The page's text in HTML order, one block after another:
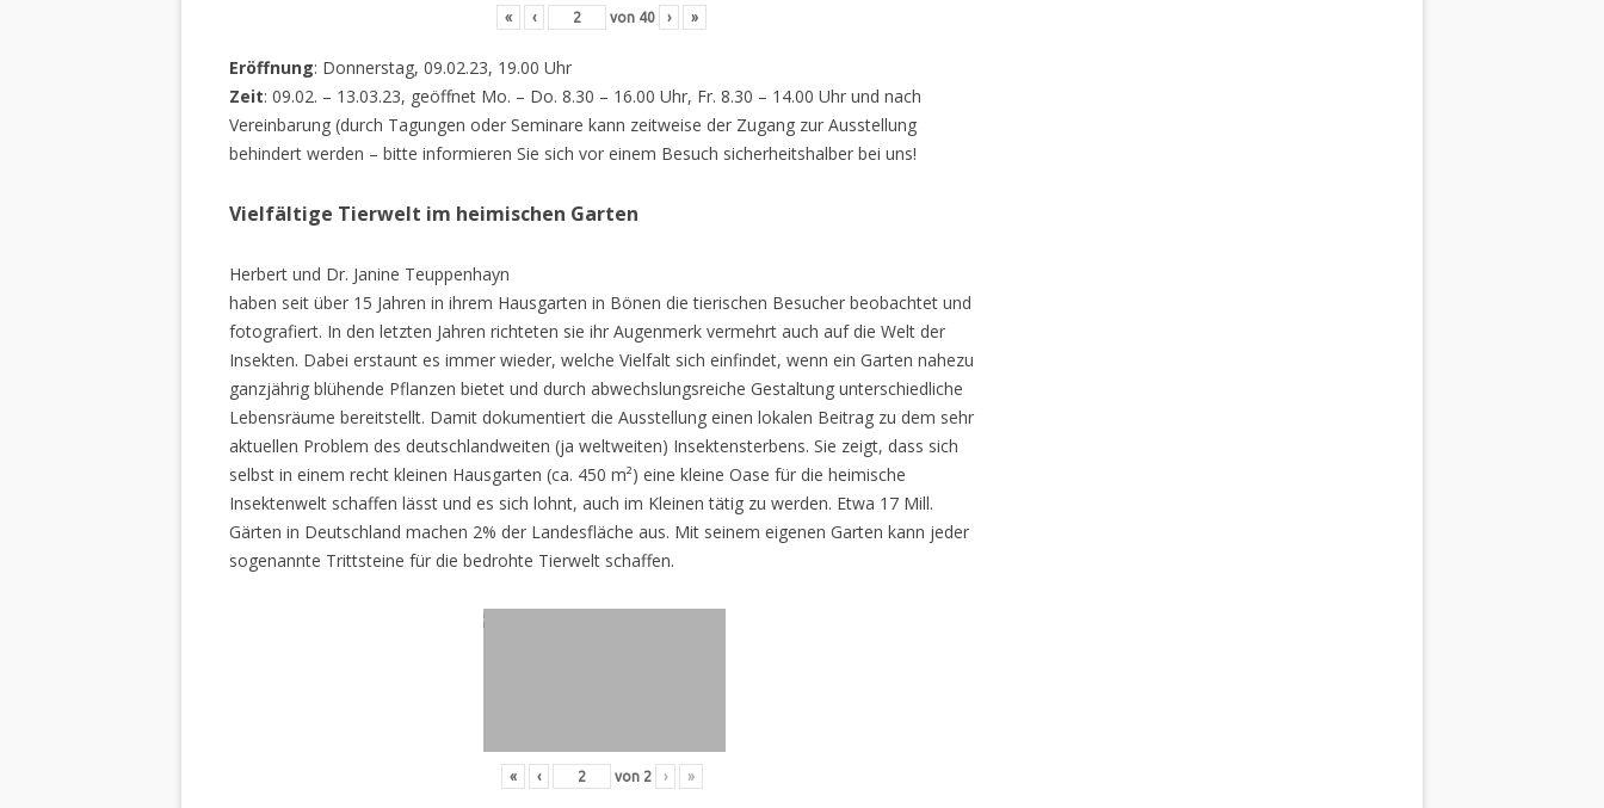
« ‹ von 40 › »
Eröffnung: Donnerstag, 09.02.23, 19.00 Uhr
Zeit: 09.02. – 13.03.23, geöffnet Mo. – Do. 8.30 – 16.00 Uhr, Fr. 8.30 – 14.00 Uhr und nach
Vereinbarung (durch Tagungen oder Seminare kann zeitweise der Zugang zur Ausstellung
behindert werden – bitte informieren Sie sich vor einem Besuch sicherheitshalber bei uns!
Vielfältige Tierwelt im heimischen Garten
Herbert und Dr. Janine Teuppenhayn
haben seit über 15 Jahren in ihrem Hausgarten in Bönen die tierischen Besucher beobachtet und
fotografiert. In den letzten Jahren richteten sie ihr Augenmerk vermehrt auch auf die Welt der
Insekten. Dabei erstaunt es immer wieder, welche Vielfalt sich einfindet, wenn ein Garten nahezu
ganzjährig blühende Pflanzen bietet und durch abwechslungsreiche Gestaltung unterschiedliche
Lebensräume bereitstellt. Damit dokumentiert die Ausstellung einen lokalen Beitrag zu dem sehr
aktuellen Problem des deutschlandweiten (ja weltweiten) Insektensterbens. Sie zeigt, dass sich
selbst in einem recht kleinen Hausgarten (ca. 450 m²) eine kleine Oase für die heimische
Insektenwelt schaffen lässt und es sich lohnt, auch im Kleinen tätig zu werden. Etwa 17 Mill.
Gärten in Deutschland machen 2% der Landesfläche aus. Mit seinem eigenen Garten kann jeder
sogenannte Trittsteine für die bedrohte Tierwelt schaffen.
« ‹ von 2 › »